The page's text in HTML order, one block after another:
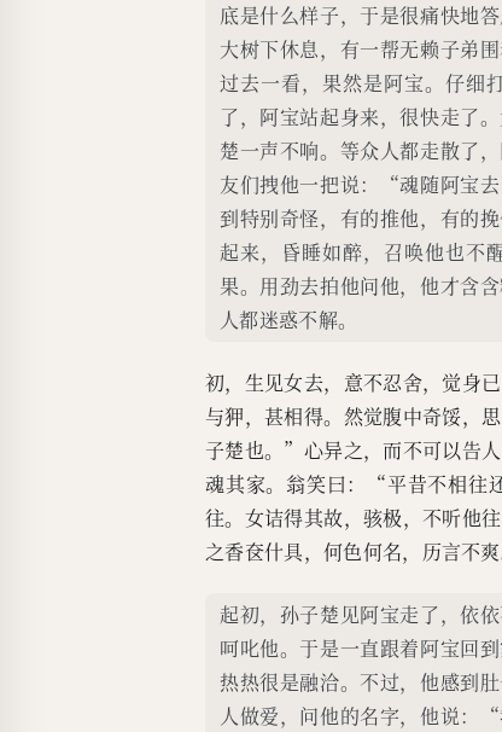
底是什么样子，于是很痛快地
大树下休息，有一帮无赖子弟
过去一看，果然是阿宝。仔细
了，阿宝站起身来，很快走了
楚一声不响。等众人都走散了
友们拽他一把说：“魂随阿宝
到特别奇怪，有的推他，有的
起来，昏睡如醉，召唤他也不
果。用劲去拍他问他，他才含
人都迷惑不解。
初，生见女去，意不忍舍，觉身
与狎，甚相得。然觉腹中奇馁，
子楚也。”心异之，而不可以告
魂其家。翁笑曰：“平昔不相往
往。女诘得其故，骇极，不听他
之香奁什具，何色何名，历言不
起初，孙子楚见阿宝走了，依
呵叱他。于是一直跟着阿宝回
热热很是融洽。不过，他感到
人做爱，问他的名字，他说：